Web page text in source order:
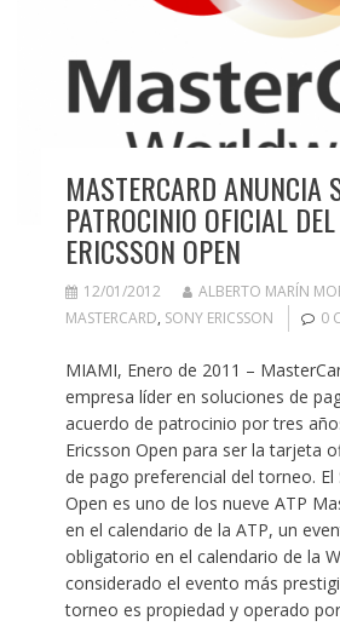
MASTERCARD ANUNCIA
PATROCINIO OFICIAL
ERICSSON OPEN
12/01/2012
ALBERTO MARÍN
MASTERCARD, SONY ERICSSON 0
MIAMI, Enero de 2011 –
empresa líder en soluciones de
acuerdo de patrocinio por tres
Ericsson Open para ser la tarjeta
de pago preferencial del torneo. El
Open es uno de los nueve ATP
en el calendario de la ATP, un
obligatorio en el calendario de la
considerado el evento más
torneo es propiedad y operado